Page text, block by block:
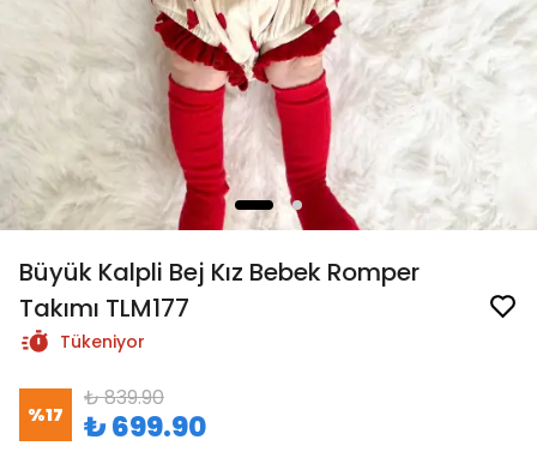
Büyük Kalpli Bej Kız Bebek Romper
Takımı TLM177
Tükeniyor
%17
₺ 839.90
₺ 699.90